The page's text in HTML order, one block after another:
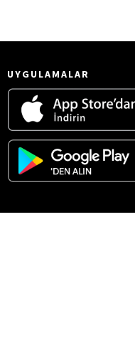
UYGULAMALAR